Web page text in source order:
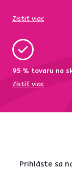
Zistiť viac
95 % tovaru na
Zistiť viac
Prihláste sa